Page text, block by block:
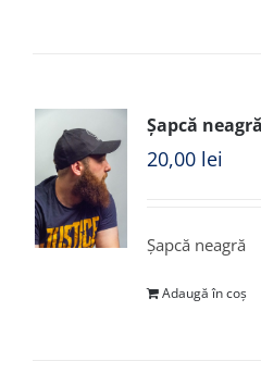
Șapcă neagră
20,00 lei
Șapcă neagră
Adaugă în coș